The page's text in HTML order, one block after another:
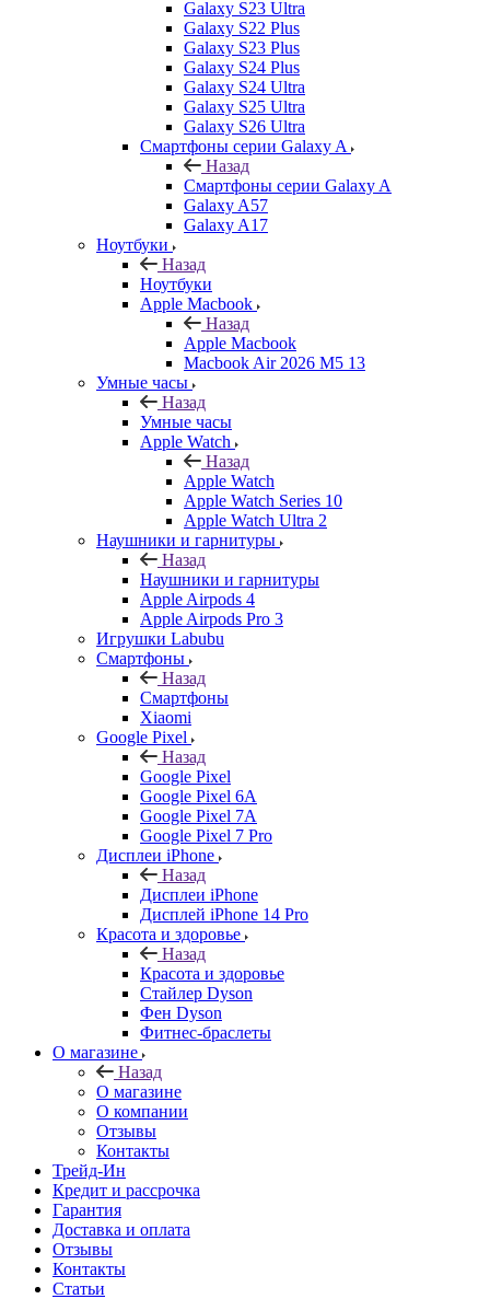
Galaxy S23 Ultra
Galaxy S22 Plus
Galaxy S23 Plus
Galaxy S24 Plus
Galaxy S24 Ultra
Galaxy S25 Ultra
Galaxy S26 Ultra
Смартфоны серии Galaxy A
Назад
Смартфоны серии Galaxy A
Galaxy A57
Galaxy A17
Ноутбуки
Назад
Ноутбуки
Apple Macbook
Назад
Apple Macbook
Macbook Air 2026 M5 13
Умные часы
Назад
Умные часы
Apple Watch
Назад
Apple Watch
Apple Watch Series 10
Apple Watch Ultra 2
Наушники и гарнитуры
Назад
Наушники и гарнитуры
Apple Airpods 4
Apple Airpods Pro 3
Игрушки Labubu
Смартфоны
Назад
Смартфоны
Xiaomi
Google Pixel
Назад
Google Pixel
Google Pixel 6A
Google Pixel 7А
Google Pixel 7 Pro
Дисплеи iPhone
Назад
Дисплеи iPhone
Дисплей iPhone 14 Pro
Красота и здоровье
Назад
Красота и здоровье
Стайлер Dyson
Фен Dyson
Фитнес-браслеты
О магазине
Назад
О магазине
О компании
Отзывы
Контакты
Трейд-Ин
Кредит и рассрочка
Гарантия
Доставка и оплата
Отзывы
Контакты
Статьи